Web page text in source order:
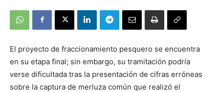
El proyecto de fraccionamiento pesquero se encuentra
en su etapa final; sin embargo, su tramitación podría
verse dificultada tras la presentación de cifras erróneas
sobre la captura de merluza común que realizó el